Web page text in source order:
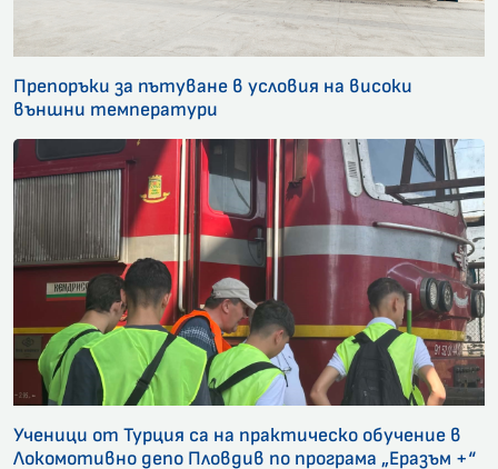
Препоръки за пътуване в условия на високи
външни температури
Ученици от Турция са на практическо обучение в
Локомотивно депо Пловдив по програма „Еразъм +“